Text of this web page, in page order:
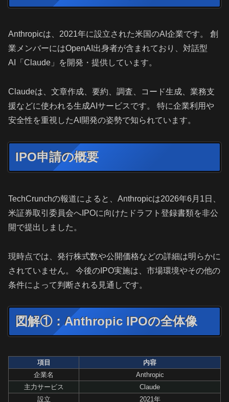
Anthropicは、2021年に設立された米国のAI企業です。 創
業メンバーにはOpenAI出身者が含まれており、対話型
AI「Claude」を開発・提供しています。
Claudeは、文章作成、要約、調査、コード生成、業務支
援などに使われる生成AIサービスです。 特に企業利用や
安全性を重視したAI開発の姿勢で知られています。
IPO申請の概要
TechCrunchの報道によると、Anthropicは2026年6月1日、
米証券取引委員会へIPOに向けたドラフト登録書類を非公
開で提出しました。
現時点では、発行株式数や公開価格などの詳細は明らかに
されていません。 今後のIPO実施は、市場環境やその他の
条件によって判断される見通しです。
図解①：Anthropic IPOの全体像
項目
内容
企業名
Anthropic
主力サービス
Claude
設立
2021年